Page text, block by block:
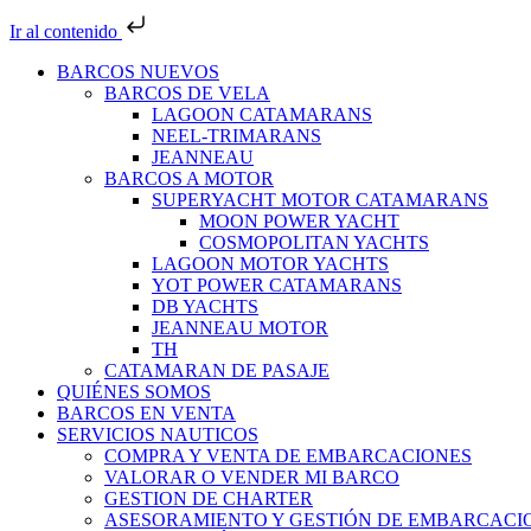
Ir al contenido
BARCOS NUEVOS
BARCOS DE VELA
LAGOON CATAMARANS
NEEL-TRIMARANS
JEANNEAU
BARCOS A MOTOR
SUPERYACHT MOTOR CATAMARANS
MOON POWER YACHT
COSMOPOLITAN YACHTS
LAGOON MOTOR YACHTS
YOT POWER CATAMARANS
DB YACHTS
JEANNEAU MOTOR
TH
CATAMARAN DE PASAJE
QUIÉNES SOMOS
BARCOS EN VENTA
SERVICIOS NAUTICOS
COMPRA Y VENTA DE EMBARCACIONES
VALORAR O VENDER MI BARCO
GESTION DE CHARTER
ASESORAMIENTO Y GESTIÓN DE